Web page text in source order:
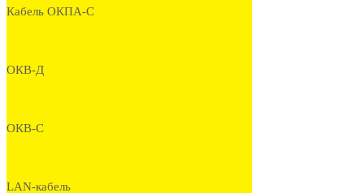
Кабель ОКПА-С
ОКВ-Д
ОКВ-С
LAN-кабель